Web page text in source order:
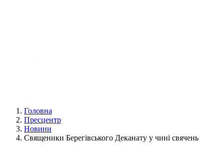
Головна
Пресцентр
Новини
Священики Берегівського Деканату у чині свячень